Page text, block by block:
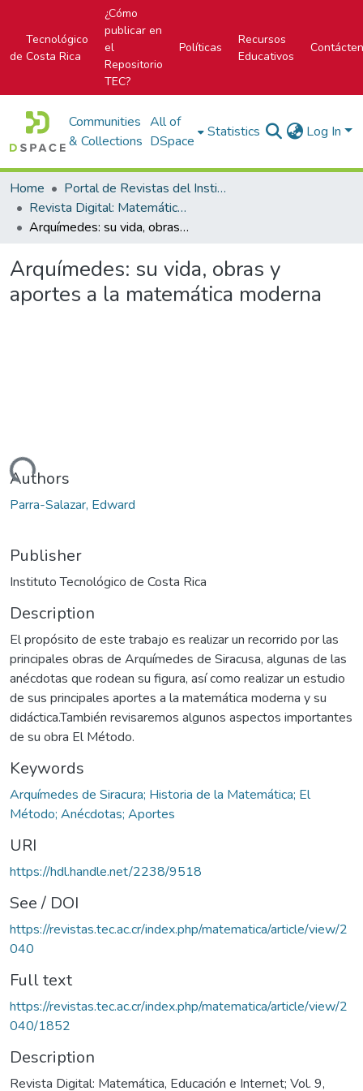
Tecnológico
de Costa Rica
¿Cómo
publicar en
el
Repositorio
TEC?
Políticas
Recursos
Educativos
Communities
& Collections
All of
DSpace
Statistics Log In
Home
Portal de Revistas del Instituto Tecnológico de Costa Rica
Revista Digital: Matemática, Educación e Internet
Arquímedes: su vida, obras y aportes a la matemática moderna
Arquímedes: su vida, obras y
aportes a la matemática moderna
Authors
Parra-Salazar, Edward
Publisher
Instituto Tecnológico de Costa Rica
Description
El propósito de este trabajo es realizar un recorrido por las
principales obras de Arquímedes de Siracusa, algunas de las
anécdotas que rodean su figura, así como realizar un estudio
de sus principales aportes a la matemática moderna y su
didáctica.También revisaremos algunos aspectos importantes
de su obra El Método.
Keywords
Arquímedes de Siracura; Historia de la Matemática; El
Método; Anécdotas; Aportes
URI
https://hdl.handle.net/2238/9518
See / DOI
https://revistas.tec.ac.cr/index.php/matematica/article/view/2
040
Full text
https://revistas.tec.ac.cr/index.php/matematica/article/view/2
040/1852
Description
Revista Digital: Matemática, Educación e Internet; Vol. 9,